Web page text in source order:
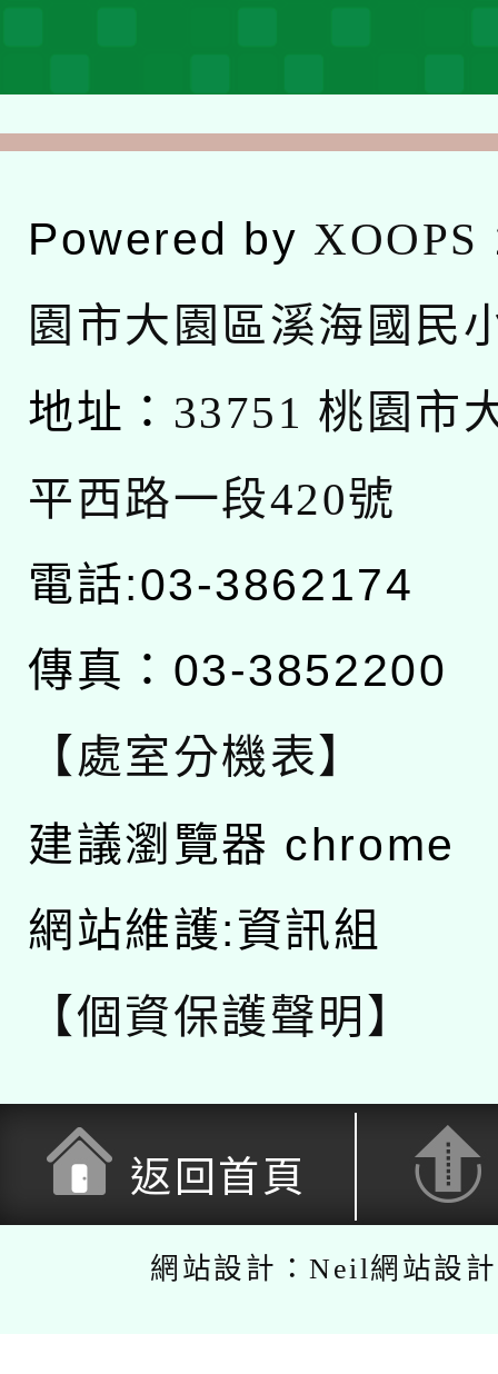
Powered by XOOPS
園市大園區溪海國民
地址： 33751 桃園市
平西路一段420號
電話:03-3862174
傳真：03-3852200
【處室分機表】
建議瀏覽器 chrome
網站維護:資訊組
【個資保護聲明】
返回首頁
網站設計：Neil網站設